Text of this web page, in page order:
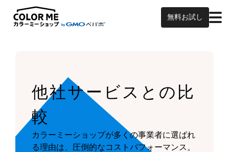
無料お試し
他社サービスとの比
較
カラーミーショップが多くの事業者に選ばれ
る理由は、圧倒的なコストパフォーマンス。